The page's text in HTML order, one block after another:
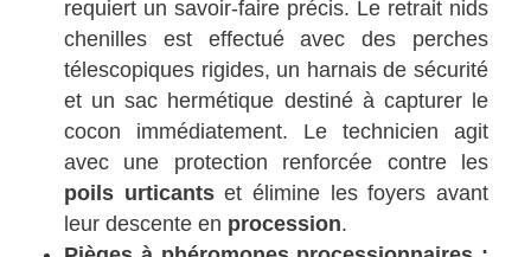
requiert un savoir-faire précis. Le retrait nids
chenilles est effectué avec des perches
télescopiques rigides, un harnais de sécurité
et un sac hermétique destiné à capturer le
cocon immédiatement. Le technicien agit
avec une protection renforcée contre les
poils urticantset élimine les foyers avant
leur descente en procession.